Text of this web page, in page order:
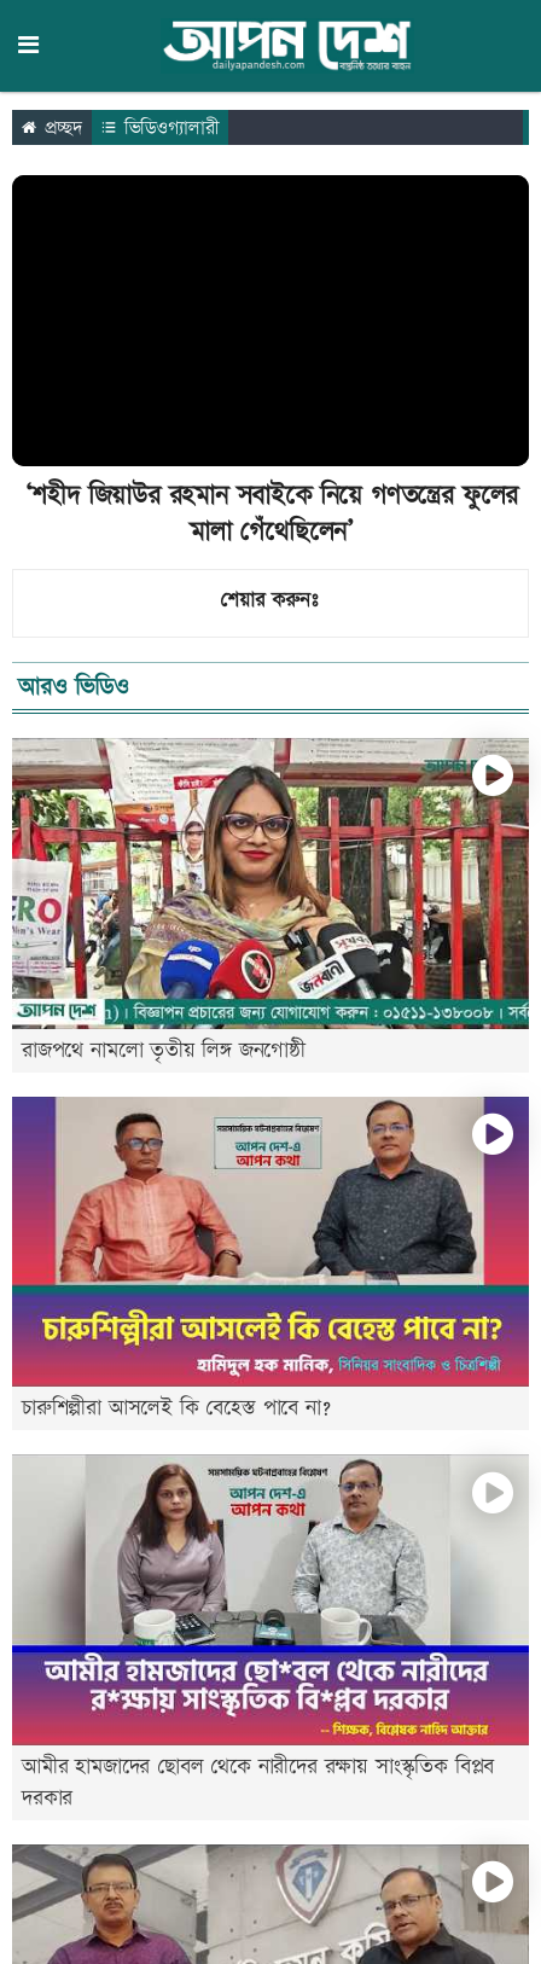
প্রচ্ছদ ভিডিওগ্যালারী
‘শহীদ জিয়াউর রহমান সবাইকে নিয়ে গণতন্ত্রের ফুলের
মালা গেঁথেছিলেন’
শেয়ার করুনঃ
আরও ভিডিও
রাজপথে নামলো তৃতীয় লিঙ্গ জনগোষ্ঠী
চারুশিল্পীরা আসলেই কি বেহেস্ত পাবে না?
আমীর হামজাদের ছোবল থেকে নারীদের রক্ষায় সাংস্কৃতিক বিপ্লব
দরকার